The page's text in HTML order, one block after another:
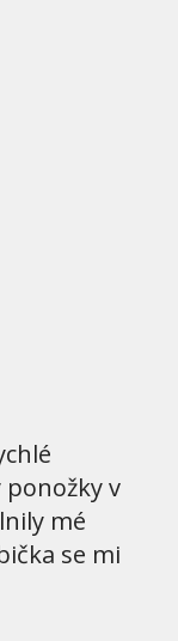
v
mé
se mi